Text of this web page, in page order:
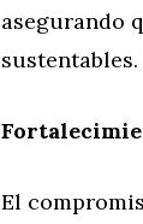
asegurando
sustentables.
El